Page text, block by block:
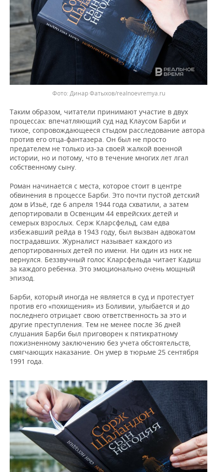
Динар Фатыхов/realnoevremya.ru
Таким образом, читатели принимают участие в двух
процессах: впечатляющий суд над Клаусом Барби и
тихое, сопровождающееся стыдом расследование автора
против его отца-фантазера. Он был не просто
предателем не только из-за своей жалкой военной
истории, но и потому, что в течение многих лет лгал
собственному сыну.
Роман начинается с места, которое стоит в центре
обвинения в процессе Барби. Это почти пустой детский
дом в Изьё, где 6 апреля 1944 года схватили, а затем
депортировали в Освенцим 44 еврейских детей и
семерых взрослых. Серж Кларсфельд, сам едва
избежавший рейда в 1943 году, был вызван адвокатом
пострадавших. Журналист называет каждого из
депортированных детей по имени. Ни один из них не
вернулся. Беззвучный голос Кларсфельда читает Кадиш
за каждого ребенка. Это эмоционально очень мощный
эпизод.
Барби, который иногда не является в суд и протестует
против его «похищения» из Боливии, улыбается и до
последнего отрицает свою ответственность за это и
другие преступления. Тем не менее после 36 дней
слушания Барби был приговорен к пятикратному
пожизненному заключению без учета обстоятельств,
смягчающих наказание. Он умер в тюрьме 25 сентября
1991 года.